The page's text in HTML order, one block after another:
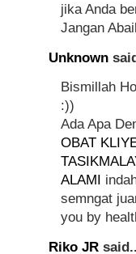
jika Anda
Jangan
Unknown
Bismillah
:))
Ada Apa
OBAT
ALAMI
semngat
you by
Riko JR